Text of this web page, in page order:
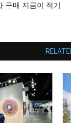
구매 지금이 적기